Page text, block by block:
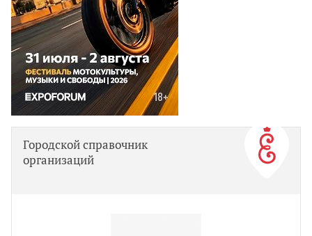
Городской справочник
организаций